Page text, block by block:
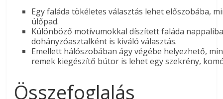
Egy faláda tökéletes választás lehet előszobába,
ülőpad.
Különböző motívumokkal díszített faláda
dohányzóasztalként is kiváló választás.
Emellett hálószobában ágy végébe helyezhető,
remek kiegészítő bútor is lehet egy szekrény,
Összefoglalás